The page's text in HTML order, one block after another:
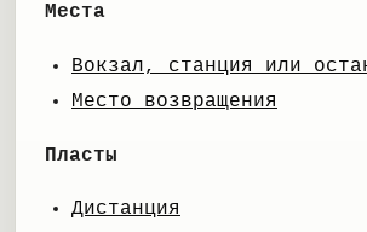
Места
Вокзал, станция или
Место возвращения
Пласты
Дистанция